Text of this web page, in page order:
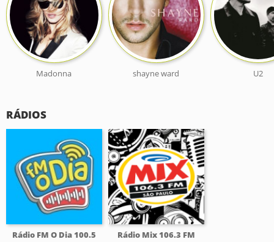
Madonna shayne ward U2
RÁDIOS
Rádio FM O Dia 100.5 Rádio Mix 106.3 FM